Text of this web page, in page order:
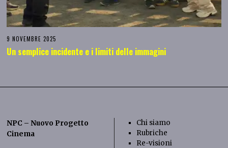
9 NOVEMBRE 2025
Un semplice incidente e i limiti delle immagini
NPC – Nuovo Progetto
Cinema
Chi siamo
Rubriche
Re-visioni